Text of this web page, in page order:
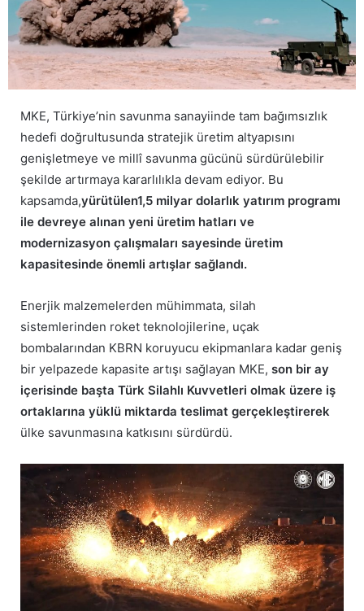
MKE, Türkiye’nin savunma sanayiinde tam bağımsızlık
hedefi doğrultusunda stratejik üretim altyapısını
genişletmeye ve millî savunma gücünü sürdürülebilir
şekilde artırmaya kararlılıkla devam ediyor. Bu
kapsamda,yürütülen1,5 milyar dolarlık yatırım programı
ile devreye alınan yeni üretim hatları ve
modernizasyon çalışmaları sayesinde üretim
kapasitesinde önemli artışlar sağlandı.
Enerjik malzemelerden mühimmata, silah
sistemlerinden roket teknolojilerine, uçak
bombalarından KBRN koruyucu ekipmanlara kadar geniş
bir yelpazede kapasite artışı sağlayan MKE, son bir ay
içerisinde başta Türk Silahlı Kuvvetleri olmak üzere iş
ortaklarına yüklü miktarda teslimat gerçekleştirerek
ülke savunmasına katkısını sürdürdü.